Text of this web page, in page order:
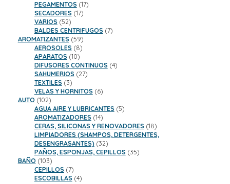
PEGAMENTOS 1717
SECADORES 1717
VARIOS 5252
productos
BALDES CENTRIFUGOS 77
AROMATIZANTES 5959
productos
AEROSOLES 88
productos
APARATOS 1010
productos
DIFUSORES CONTINUOS 44
SAHUMERIOS 2727
TEXTILES 33
productos
VELAS Y HORNITOS 66
AUTO 102102
productos
AGUA AIRE Y LUBRICANTES 55
AROMATIZADORES 1414
productos
CERAS, SILICONAS Y RENOVADORES 1818
productos
LIMPIADORES (SHAMPOS, DETERGENTES,
DESENGRASANTES) 3232
productos
PAÑOS, ESPONJAS, CEPILLOS 3535
BAÑO 103103
productos
CEPILLOS 77
productos
ESCOBILLAS 44